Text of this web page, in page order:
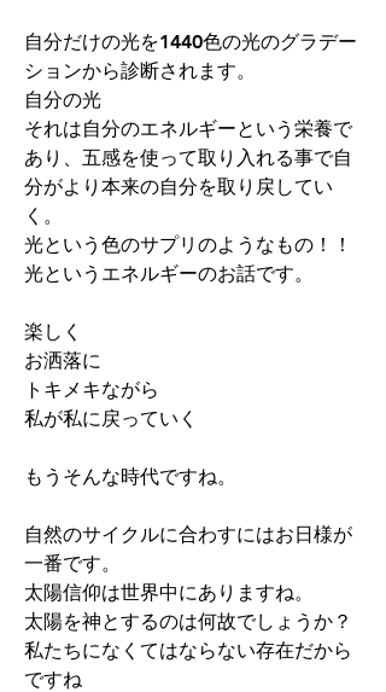
自分だけの光を1440色の光のグラデー
ションから診断されます。
自分の光
それは自分のエネルギーという栄養で
あり、五感を使って取り入れる事で自
分がより本来の自分を取り戻してい
く。
光という色のサプリのようなもの！！
光というエネルギーのお話です。
楽しく
お洒落に
トキメキながら
私が私に戻っていく
もうそんな時代ですね。
自然のサイクルに合わすにはお日様が
一番です。
太陽信仰は世界中にありますね。
太陽を神とするのは何故でしょうか？
私たちになくてはならない存在だから
ですね